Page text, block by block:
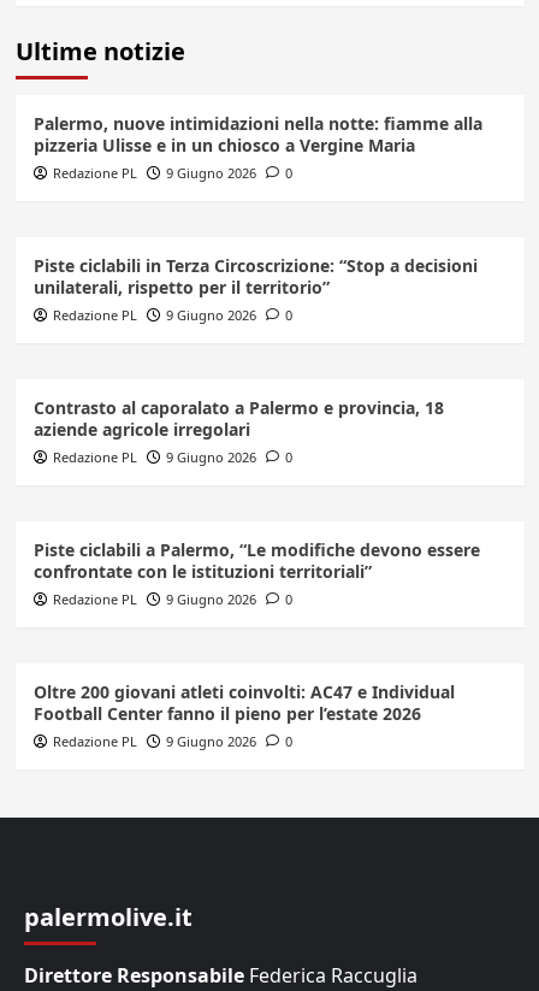
Ultime notizie
Palermo, nuove intimidazioni nella notte: fiamme alla
pizzeria Ulisse e in un chiosco a Vergine Maria
Redazione PL 9 Giugno 2026 0
Piste ciclabili in Terza Circoscrizione: “Stop a decisioni
unilaterali, rispetto per il territorio”
Redazione PL 9 Giugno 2026 0
Contrasto al caporalato a Palermo e provincia, 18
aziende agricole irregolari
Redazione PL 9 Giugno 2026 0
Piste ciclabili a Palermo, “Le modifiche devono essere
confrontate con le istituzioni territoriali”
Redazione PL 9 Giugno 2026 0
Oltre 200 giovani atleti coinvolti: AC47 e Individual
Football Center fanno il pieno per l’estate 2026
Redazione PL 9 Giugno 2026 0
palermolive.it
Direttore Responsabile Federica Raccuglia